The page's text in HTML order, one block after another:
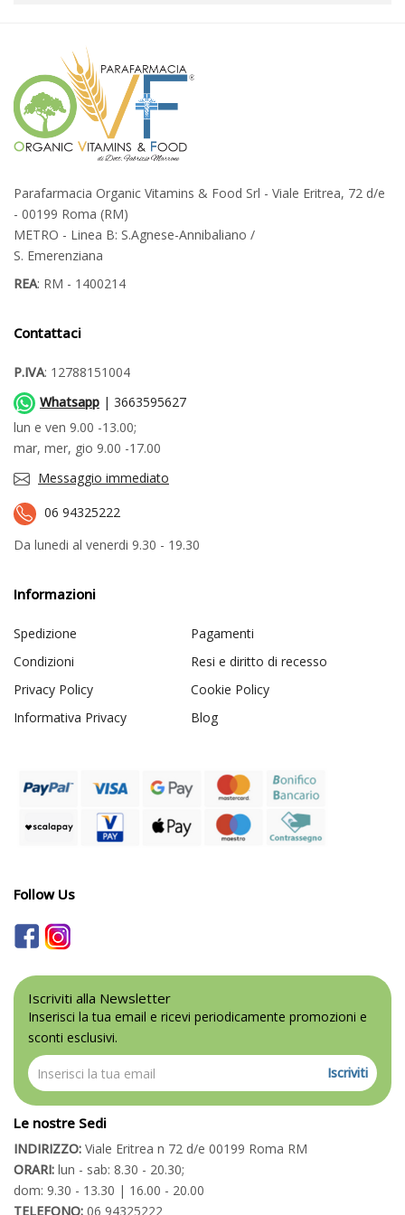
Parafarmacia Organic Vitamins & Food Srl - Viale Eritrea, 72 d/e
- 00199 Roma (RM)
METRO - Linea B: S.Agnese-Annibaliano /
S. Emerenziana
REA: RM - 1400214
Contattaci
P.IVA: 12788151004
Whatsapp | 3663595627
lun e ven 9.00 -13.00;
mar, mer, gio 9.00 -17.00
Messaggio immediato
06 94325222
Da lunedi al venerdi 9.30 - 19.30
Informazioni
Spedizione
Pagamenti
Condizioni
Resi e diritto di recesso
Privacy Policy
Cookie Policy
Informativa Privacy
Blog
Follow Us
Iscriviti alla Newsletter
Inserisci la tua email e ricevi periodicamente promozioni e
sconti esclusivi.
Iscriviti
Le nostre Sedi
INDIRIZZO: Viale Eritrea n 72 d/e 00199 Roma RM
ORARI: lun - sab: 8.30 - 20.30;
dom: 9.30 - 13.30 | 16.00 - 20.00
TELEFONO: 06 94325222